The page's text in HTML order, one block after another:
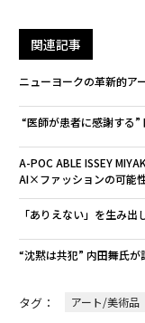
関連記事
ニューヨークの革新的ア
“医師が患者に感謝する
A-POC ABLE ISSEY
AI×ファッションの可能
「ありえない」を生み
“沈黙は共犯” 内田舞氏
タグ： アート/美術品